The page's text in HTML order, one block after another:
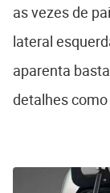
as vezes de
lateral
aparenta
detalhes